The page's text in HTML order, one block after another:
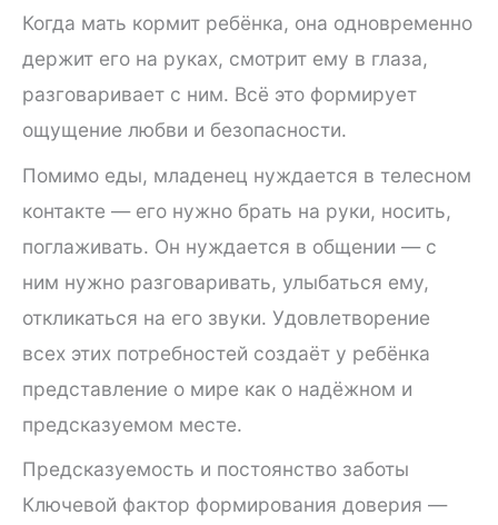
Когда мать кормит ребёнка, она одновременно
держит его на руках, смотрит ему в глаза,
разговаривает с ним. Всё это формирует
ощущение любви и безопасности.
Помимо еды, младенец нуждается в телесном
контакте — его нужно брать на руки, носить,
поглаживать. Он нуждается в общении — с
ним нужно разговаривать, улыбаться ему,
откликаться на его звуки. Удовлетворение
всех этих потребностей создаёт у ребёнка
представление о мире как о надёжном и
предсказуемом месте.
Предсказуемость и постоянство заботы
Ключевой фактор формирования доверия —